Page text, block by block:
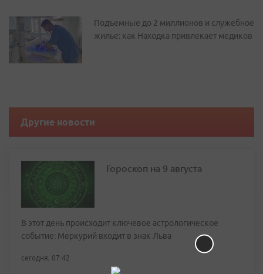
Подъемные до 2 миллионов и служебное
жилье: как Находка привлекает медиков
Другие новости
Гороскоп на 9 августа
В этот день происходит ключевое астрологическое
событие: Меркурий входит в знак Льва
сегодня, 07:42